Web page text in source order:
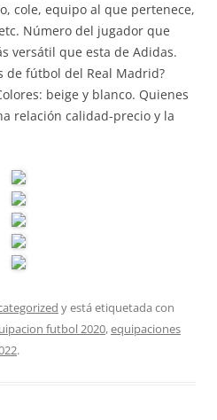
cole, equipo al que pertenece,
Número del jugador que
versátil que esta de Adidas.
de fútbol del Real Madrid?
beige y blanco. Quienes
relación calidad-precio y la
y está etiquetada con
futbol 2020,equipaciones
.